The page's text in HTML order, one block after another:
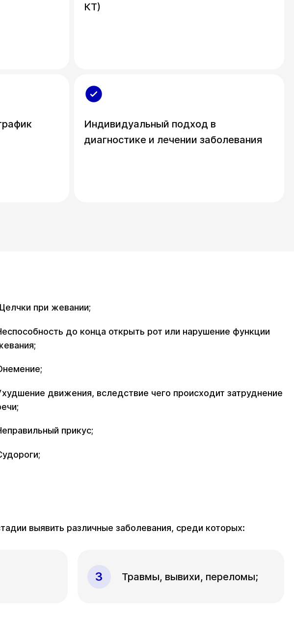
КТ)
Индивидуальный подход в
диагностике и лечении заболевания
при жевании;
до конца открыть рот или нарушение функции
движения, вследствие чего происходит затруднение
прикус;
выявить различные заболевания, среди которых:
Травмы, вывихи, переломы;